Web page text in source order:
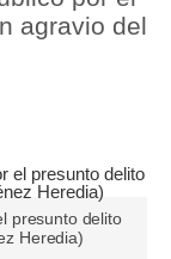
agravio del
presunto delito
Heredia)